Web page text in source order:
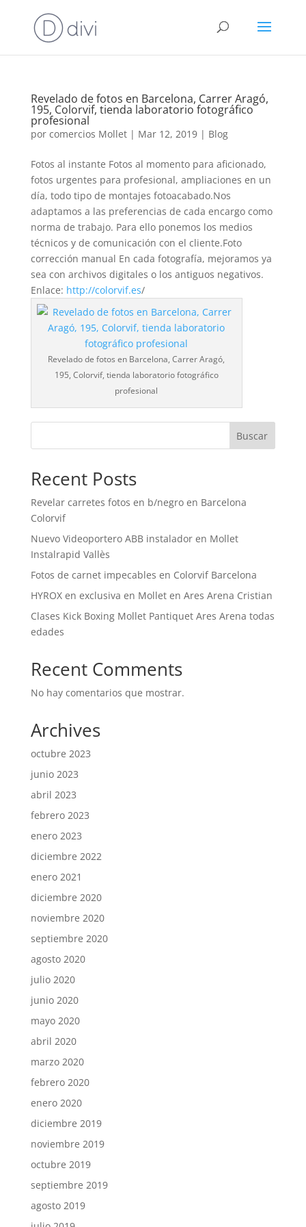
Revelado de fotos en Barcelona, Carrer Aragó,
195, Colorvif, tienda laboratorio fotográfico
profesional
por comercios Mollet| Mar 12, 2019| Blog
Fotos al instante Fotos al momento para aficionado,
fotos urgentes para profesional, ampliaciones en un
día, todo tipo de montajes fotoacabado.Nos
adaptamos a las preferencias de cada encargo como
norma de trabajo. Para ello ponemos los medios
técnicos y de comunicación con el cliente.Foto
corrección manual En cada fotografía, mejoramos ya
sea con archivos digitales o los antiguos negativos.
Enlace: http://colorvif.es/
Revelado de fotos en Barcelona, Carrer Aragó,
195, Colorvif, tienda laboratorio fotográfico
profesional
Buscar
Recent Posts
Revelar carretes fotos en b/negro en Barcelona
Colorvif
Nuevo Videoportero ABB instalador en Mollet
Instalrapid Vallès
Fotos de carnet impecables en Colorvif Barcelona
HYROX en exclusiva en Mollet en Ares Arena Cristian
Clases Kick Boxing Mollet Pantiquet Ares Arena todas
edades
Recent Comments
No hay comentarios que mostrar.
Archives
octubre 2023
junio 2023
abril 2023
febrero 2023
enero 2023
diciembre 2022
enero 2021
diciembre 2020
noviembre 2020
septiembre 2020
agosto 2020
julio 2020
junio 2020
mayo 2020
abril 2020
marzo 2020
febrero 2020
enero 2020
diciembre 2019
noviembre 2019
octubre 2019
septiembre 2019
agosto 2019